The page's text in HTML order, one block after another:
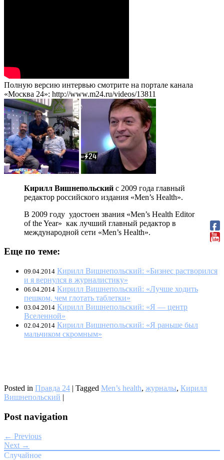
Полную версию интервью смотрите на портале канала
«Москва 24»: http://www.m24.ru/videos/13811
Кирилл Вишнепольский с 2009 года главный
редактор российского издания «Men’s Health».
В 2009 году удостоен звания «Men’s Health Editor
of the Year» как лучший главный редактор в
международной сети «Men’s Health».
Еще по теме:
09.04.2014 Кирилл Вишнепольский: «Бизнес растворился
и я вернулся в журналистику»
06.04.2014 Кирилл Вишнепольский: «Лучше ходить
пешком, чем глотать таблетки»
03.04.2014 Кирилл Вишнепольский: «Я — центр
Вселенной»
02.04.2014 Кирилл Вишнепольский: «Я раньше был
мальчиком скромным»
Posted in Правда 24 | Tagged Men’s health, журналы, Кирилл
Вишнепольский |
Post navigation
← Previous
Next →
Случайное